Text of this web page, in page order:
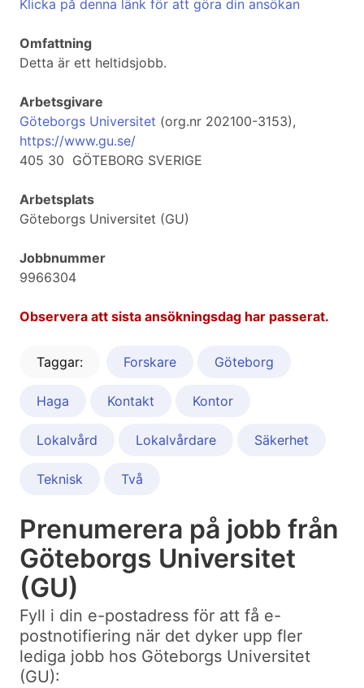
Klicka på denna länk för att göra din ansökan
Omfattning
Detta är ett heltidsjobb.
Arbetsgivare
Göteborgs Universitet (org.nr 202100-3153),
https://www.gu.se/
405 30 GÖTEBORG SVERIGE
Arbetsplats
Göteborgs Universitet (GU)
Jobbnummer
9966304
Observera att sista ansökningsdag har passerat.
Taggar: Forskare Göteborg
Haga Kontakt Kontor
Lokalvård Lokalvårdare Säkerhet
Teknisk Två
Prenumerera på jobb från
Göteborgs Universitet
(GU)
Fyll i din e-postadress för att få e-
postnotifiering när det dyker upp fler
lediga jobb hos Göteborgs Universitet
(GU):